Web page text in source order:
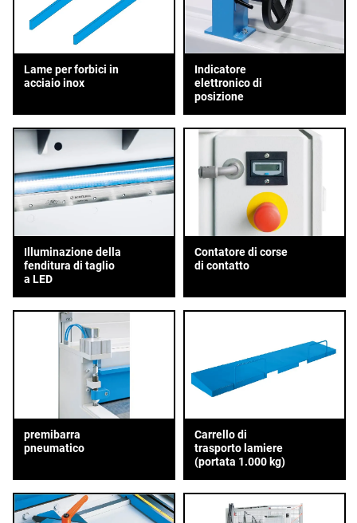
Lame per forbici in
acciaio inox
Indicatore
elettronico di
posizione
Illuminazione della
fenditura di taglio
a LED
Contatore di corse
di contatto
premibarra
pneumatico
Carrello di
trasporto lamiere
(portata 1.000 kg)